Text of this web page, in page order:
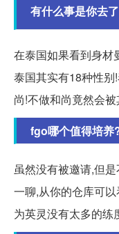
有什么事是你去了
在泰国如果看到身材
泰国其实有18种性
尚!不做和尚竟然会被
fgo哪个值得培养
虽然没有被邀请,但
一聊,从你的仓库可
为英灵没有太多的练